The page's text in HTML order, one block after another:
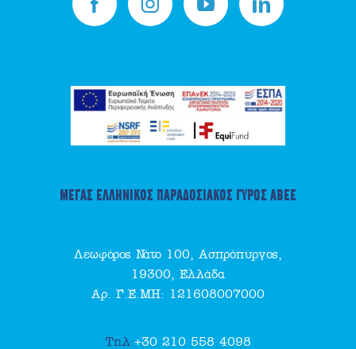
ΜΕΓΑΣ ΕΛΛΗΝΙΚΟΣ ΠΑΡΑΔΟΣΙΑΚΟΣ ΓΥΡΟΣ ΑΒΕΕ
Λεωφόρος Νάτο 100, Ασπρόπυργος,
19300, Ελλάδα
Αρ. Γ.Ε.ΜΗ: 121608007000
Τηλ:+30 210 558 4098